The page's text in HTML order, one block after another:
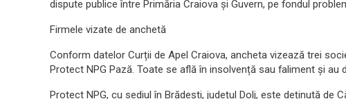
dispute publice între Primăria Craiova și Guvern, pe fondul
Firmele vizate de anchetă
Conform datelor Curții de Apel Craiova, ancheta vizează trei
Protect NPG Pază. Toate se află în insolvență sau faliment și
Protect NPG, cu sediul în Brădești, județul Dolj, este deținută de